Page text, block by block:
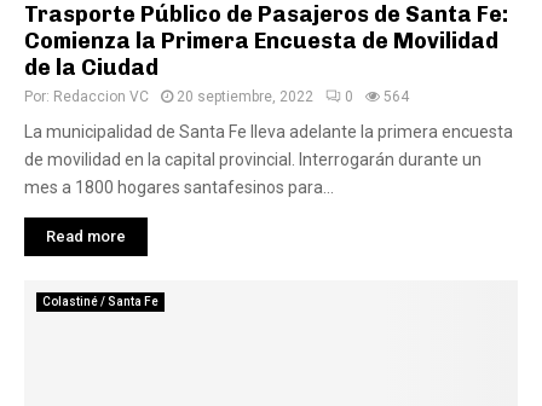
Trasporte Público de Pasajeros de Santa Fe:
Comienza la Primera Encuesta de Movilidad
de la Ciudad
Por: Redaccion VC 20 septiembre, 2022 0 564
La municipalidad de Santa Fe lleva adelante la primera encuesta
de movilidad en la capital provincial. Interrogarán durante un
mes a 1800 hogares santafesinos para...
Read more
Colastiné / Santa Fe